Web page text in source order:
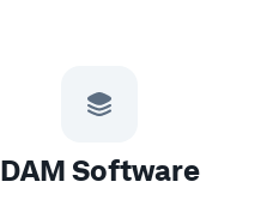
DAM Software